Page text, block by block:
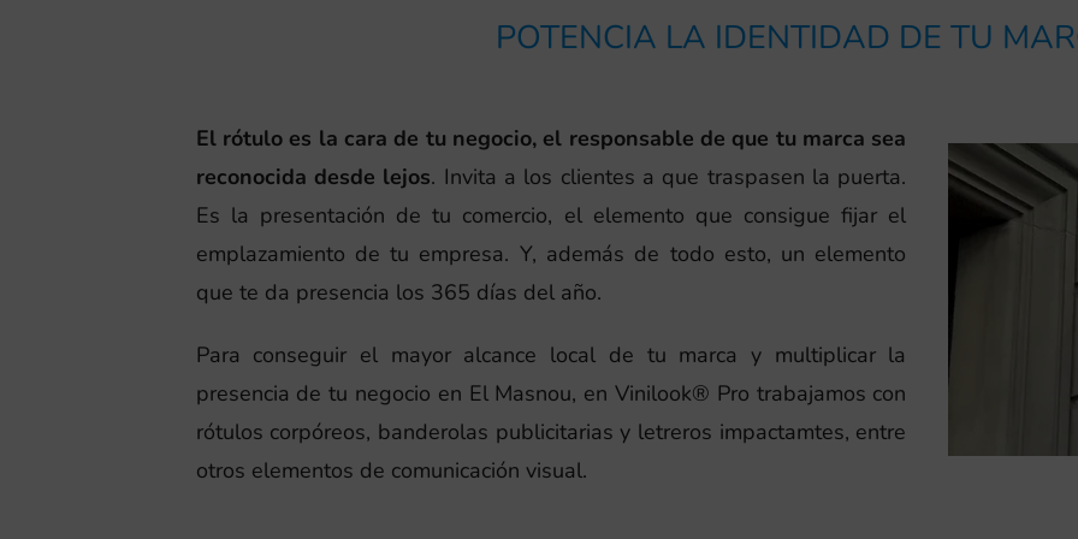
POTENCIA LA IDENTIDAD DE TU
El rótulo es la cara de tu negocio, el responsable de que tu marca sea
reconocida desde lejos. Invita a los clientes a que traspasen la puerta.
Es la presentación de tu comercio, el elemento que consigue fijar el
emplazamiento de tu empresa. Y, además de todo esto, un elemento
que te da presencia los 365 días del año.
Para conseguir el mayor alcance local de tu marca y multiplicar la
presencia de tu negocio en El Masnou, en Vinilook® Pro trabajamos con
rótulos corpóreos, banderolas publicitarias y letreros impactamtes, entre
otros elementos de comunicación visual.